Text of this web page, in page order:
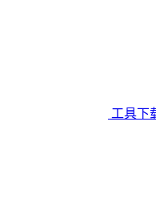
工具下